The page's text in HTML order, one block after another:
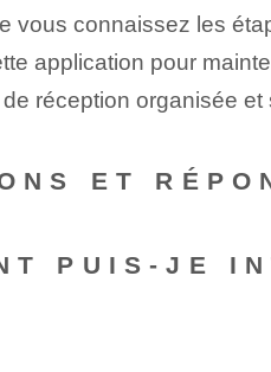
vous connaissez les
application pour
réception organisée et
ET
PUIS-JE